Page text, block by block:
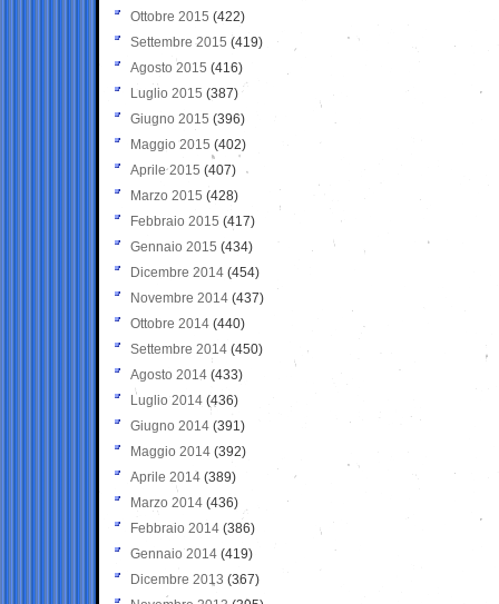
Ottobre 2015 (422)
Settembre 2015 (419)
Agosto 2015 (416)
Luglio 2015 (387)
Giugno 2015 (396)
Maggio 2015 (402)
Aprile 2015 (407)
Marzo 2015 (428)
Febbraio 2015 (417)
Gennaio 2015 (434)
Dicembre 2014 (454)
Novembre 2014 (437)
Ottobre 2014 (440)
Settembre 2014 (450)
Agosto 2014 (433)
Luglio 2014 (436)
Giugno 2014 (391)
Maggio 2014 (392)
Aprile 2014 (389)
Marzo 2014 (436)
Febbraio 2014 (386)
Gennaio 2014 (419)
Dicembre 2013 (367)